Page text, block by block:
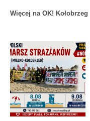
Więcej na OK! Kołobrzeg